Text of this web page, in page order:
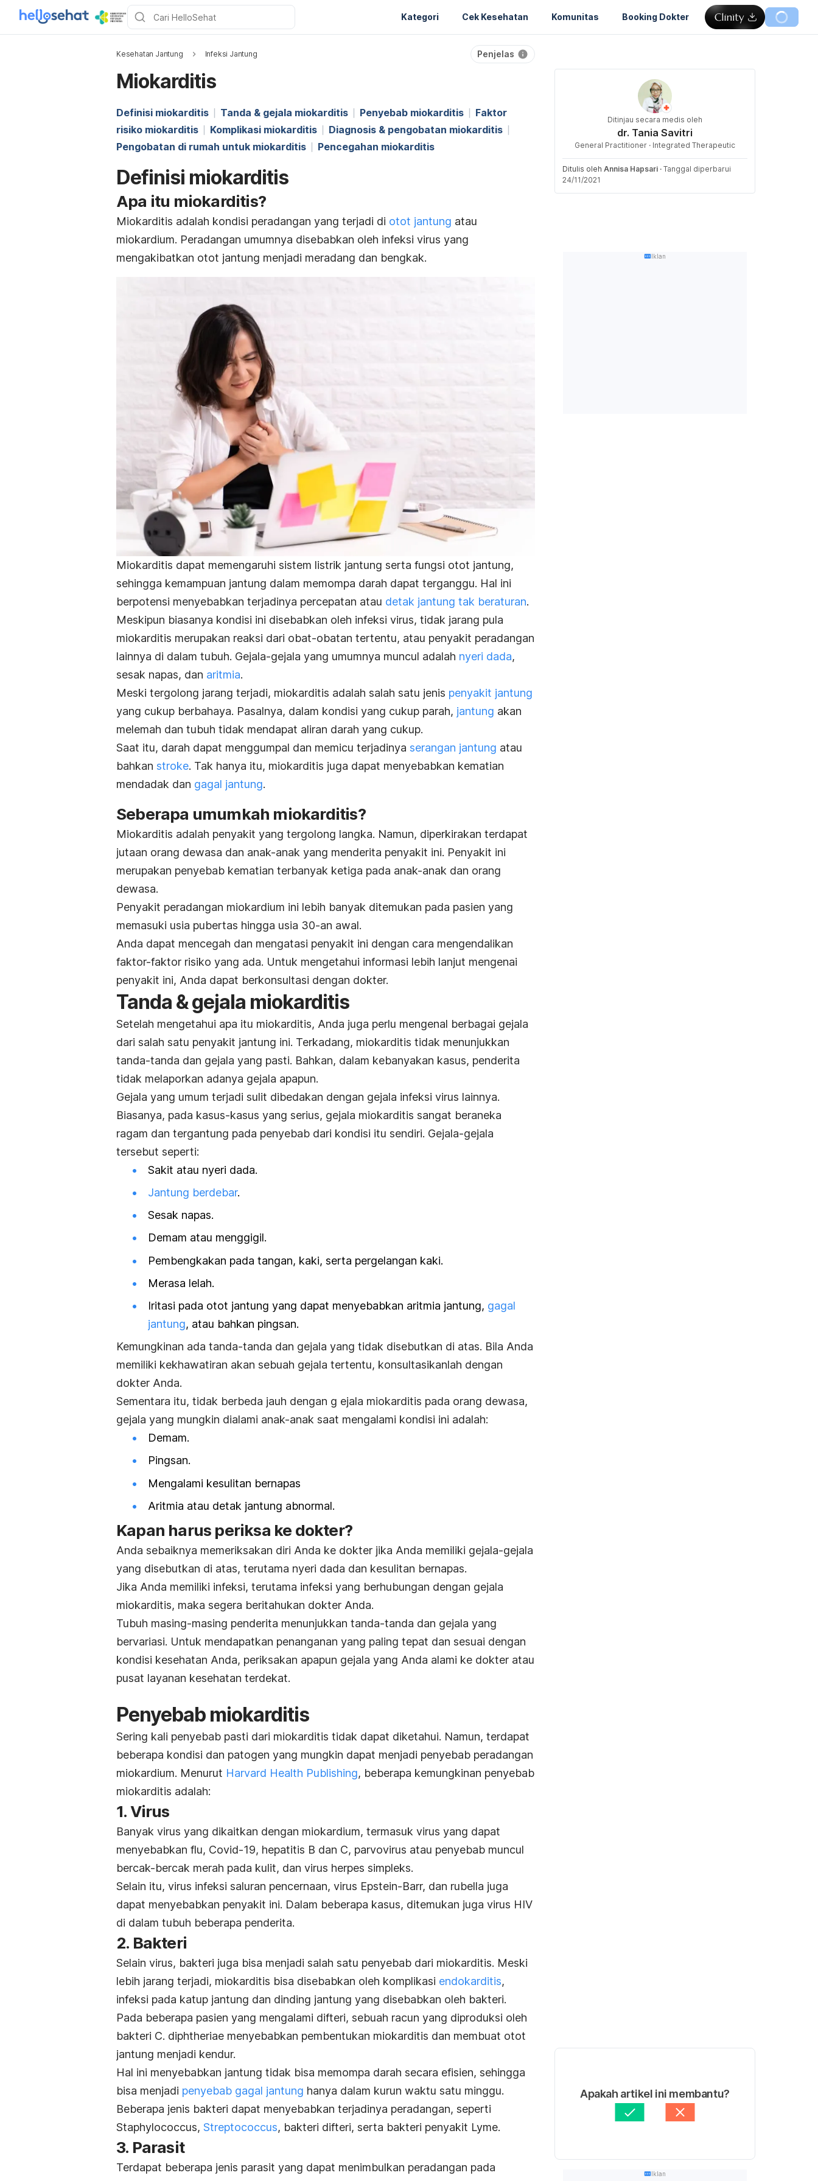
Kategori Cek Kesehatan Komunitas Booking Dokter
Kesehatan Jantung Infeksi Jantung Penjelas
Miokarditis
Definisi miokarditis Tanda & gejala miokarditis Penyebab miokarditis
Faktor
risiko miokarditis
Komplikasi miokarditis
Diagnosis & pengobatan miokarditis
Pengobatan di rumah untuk miokarditis
Pencegahan miokarditis
Definisi miokarditis
Apa itu miokarditis?
Miokarditis adalah kondisi peradangan yang terjadi di otot jantung atau
miokardium. Peradangan umumnya disebabkan oleh infeksi virus yang
mengakibatkan otot jantung menjadi meradang dan bengkak.
Miokarditis dapat memengaruhi sistem listrik jantung serta fungsi otot jantung,
sehingga kemampuan jantung dalam memompa darah dapat terganggu. Hal ini
berpotensi menyebabkan terjadinya percepatan atau detak jantung tak beraturan.
Meskipun biasanya kondisi ini disebabkan oleh infeksi virus, tidak jarang pula
miokarditis merupakan reaksi dari obat-obatan tertentu, atau penyakit peradangan
lainnya di dalam tubuh. Gejala-gejala yang umumnya muncul adalah nyeri dada,
sesak napas, dan aritmia.
Meski tergolong jarang terjadi, miokarditis adalah salah satu jenis penyakit jantung
yang cukup berbahaya. Pasalnya, dalam kondisi yang cukup parah, jantung akan
melemah dan tubuh tidak mendapat aliran darah yang cukup.
Saat itu, darah dapat menggumpal dan memicu terjadinya serangan jantung atau
bahkan stroke. Tak hanya itu, miokarditis juga dapat menyebabkan kematian
mendadak dan gagal jantung.
Seberapa umumkah miokarditis?
Miokarditis adalah penyakit yang tergolong langka. Namun, diperkirakan terdapat
jutaan orang dewasa dan anak-anak yang menderita penyakit ini. Penyakit ini
merupakan penyebab kematian terbanyak ketiga pada anak-anak dan orang
dewasa.
Penyakit peradangan miokardium ini lebih banyak ditemukan pada pasien yang
memasuki usia pubertas hingga usia 30-an awal.
Anda dapat mencegah dan mengatasi penyakit ini dengan cara mengendalikan
faktor-faktor risiko yang ada. Untuk mengetahui informasi lebih lanjut mengenai
penyakit ini, Anda dapat berkonsultasi dengan dokter.
Tanda & gejala miokarditis
Setelah mengetahui apa itu miokarditis, Anda juga perlu mengenal berbagai gejala
dari salah satu penyakit jantung ini. Terkadang, miokarditis tidak menunjukkan
tanda-tanda dan gejala yang pasti. Bahkan, dalam kebanyakan kasus, penderita
tidak melaporkan adanya gejala apapun.
Gejala yang umum terjadi sulit dibedakan dengan gejala infeksi virus lainnya.
Biasanya, pada kasus-kasus yang serius, gejala miokarditis sangat beraneka
ragam dan tergantung pada penyebab dari kondisi itu sendiri. Gejala-gejala
tersebut seperti:
Sakit atau nyeri dada.
Jantung berdebar.
Sesak napas.
Demam atau menggigil.
Pembengkakan pada tangan, kaki, serta pergelangan kaki.
Merasa lelah.
Iritasi pada otot jantung yang dapat menyebabkan aritmia jantung, gagal
jantung, atau bahkan pingsan.
Kemungkinan ada tanda-­tanda dan gejala yang tidak disebutkan di atas. Bila Anda
memiliki kekhawatiran akan sebuah gejala tertentu, konsultasikanlah dengan
dokter Anda.
Sementara itu, tidak berbeda jauh dengan g ejala miokarditis pada orang dewasa,
gejala yang mungkin dialami anak-anak saat mengalami kondisi ini adalah:
Demam.
Pingsan.
Mengalami kesulitan bernapas
Aritmia atau detak jantung abnormal.
Kapan harus periksa ke dokter?
Anda sebaiknya memeriksakan diri Anda ke dokter jika Anda memiliki gejala-gejala
yang disebutkan di atas, terutama nyeri dada dan kesulitan bernapas.
Jika Anda memiliki infeksi, terutama infeksi yang berhubungan dengan gejala
miokarditis, maka segera beritahukan dokter Anda.
Tubuh masing-masing penderita menunjukkan tanda-tanda dan gejala yang
bervariasi. Untuk mendapatkan penanganan yang paling tepat dan sesuai dengan
kondisi kesehatan Anda, periksakan apapun gejala yang Anda alami ke dokter atau
pusat layanan kesehatan terdekat.
Penyebab miokarditis
Sering kali penyebab pasti dari miokarditis tidak dapat diketahui. Namun, terdapat
beberapa kondisi dan patogen yang mungkin dapat menjadi penyebab peradangan
miokardium. Menurut Harvard Health Publishing, beberapa kemungkinan penyebab
miokarditis adalah:
1. Virus
Banyak virus yang dikaitkan dengan miokardium, termasuk virus yang dapat
menyebabkan flu, Covid-19, hepatitis B dan C, parvovirus atau penyebab muncul
bercak-bercak merah pada kulit, dan virus herpes simpleks.
Selain itu, virus infeksi saluran pencernaan, virus Epstein-Barr, dan rubella juga
dapat menyebabkan penyakit ini. Dalam beberapa kasus, ditemukan juga virus HIV
di dalam tubuh beberapa penderita.
2. Bakteri
Selain virus, bakteri juga bisa menjadi salah satu penyebab dari miokarditis. Meski
lebih jarang terjadi, miokarditis bisa disebabkan oleh komplikasi endokarditis,
infeksi pada katup jantung dan dinding jantung yang disebabkan oleh bakteri.
Pada beberapa pasien yang mengalami difteri, sebuah racun yang diproduksi oleh
bakteri C. diphtheriae menyebabkan pembentukan miokarditis dan membuat otot
jantung menjadi kendur.
Hal ini menyebabkan jantung tidak bisa memompa darah secara efisien, sehingga
bisa menjadi penyebab gagal jantung hanya dalam kurun waktu satu minggu.
Beberapa jenis bakteri dapat menyebabkan terjadinya peradangan, seperti
Staphylococcus, Streptococcus, bakteri difteri, serta bakteri penyakit Lyme.
3. Parasit
Terdapat beberapa jenis parasit yang dapat menimbulkan peradangan pada
Ditinjau secara medis oleh
dr. Tania Savitri
General Practitioner · Integrated Therapeutic
Ditulis oleh Annisa Hapsari · Tanggal diperbarui
24/11/2021
Iklan
Apakah artikel ini membantu?
Iklan